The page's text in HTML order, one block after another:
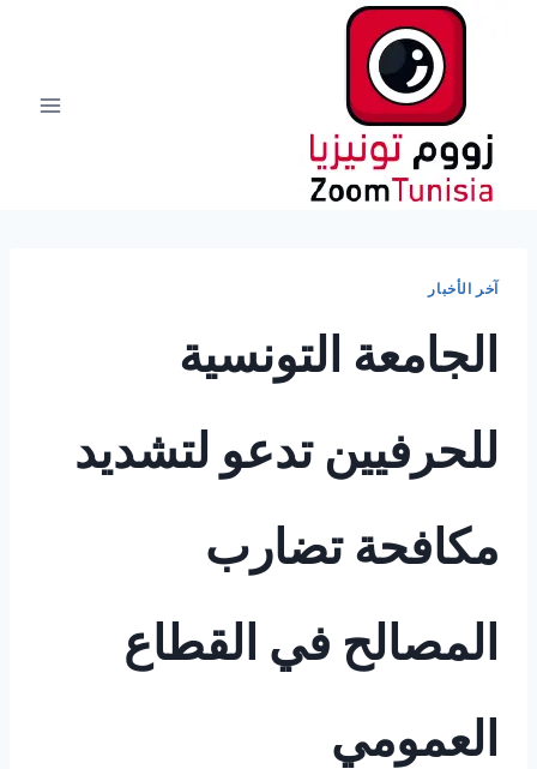
آخر الأخبار
الجامعة التونسية
للحرفيين تدعو لتشديد
مكافحة تضارب
المصالح في القطاع
العمومي